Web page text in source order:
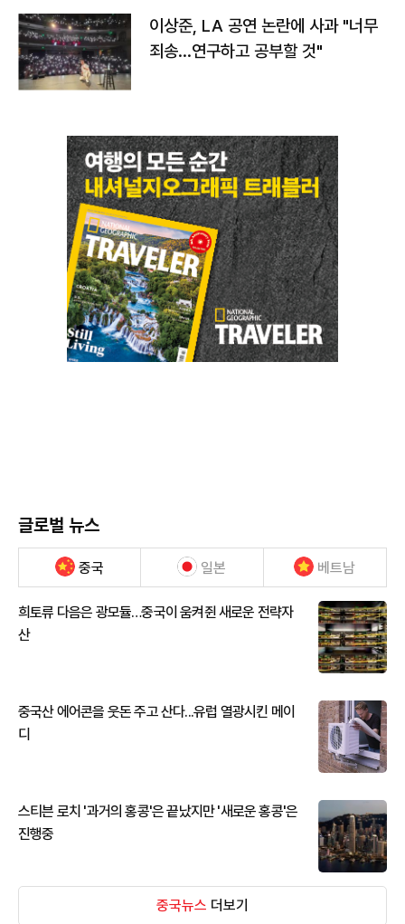
이상준, LA 공연 논란에 사과 "너무
죄송…연구하고 공부할 것"
글로벌 뉴스
중국 일본 베트남
희토류 다음은 광모듈…중국이 움켜쥔 새로운 전략자
산
중국산 에어콘을 웃돈 주고 산다...유럽 열광시킨 메이
디
스티븐 로치 '과거의 홍콩'은 끝났지만 '새로운 홍콩'은
진행중
중국뉴스 더보기